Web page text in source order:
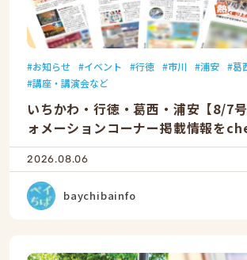
お知らせ イベント 行徳 市川 浦安
葛
講座・講演会など
いちかわ・行徳・葛西・浦安【8/7
ォメーションコーナー掲載情報を
2026.08.06
baychibainfo